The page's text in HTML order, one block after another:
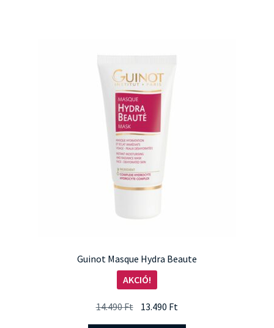
Guinot Masque Hydra Beaute
AKCIÓ!
14.490Ft Original
price
13.490 Ft
price